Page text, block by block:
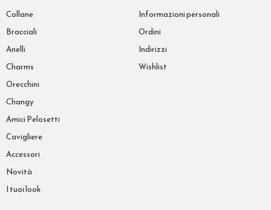
Collane
Bracciali
Anelli
Charms
Orecchini
Changy
Amici Pelosetti
Cavigliere
Accessori
Novità
I tuoi look
Informazioni personali
Ordini
Indirizzi
Wishlist